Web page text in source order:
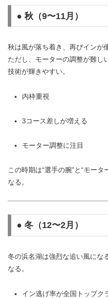
● 秋（9〜11月）
秋は風が落ち着き、再びインが
ただし、モーターの調整が難し
技術が輝きやすい。
内枠重視
3コース差しが増える
モーター調整に注目
この時期は“選手の腕”と“モー
なる。
● 冬（12〜2月）
冬の浜名湖は強烈な追い風にな
なる。
イン逃げ率が全国トップク